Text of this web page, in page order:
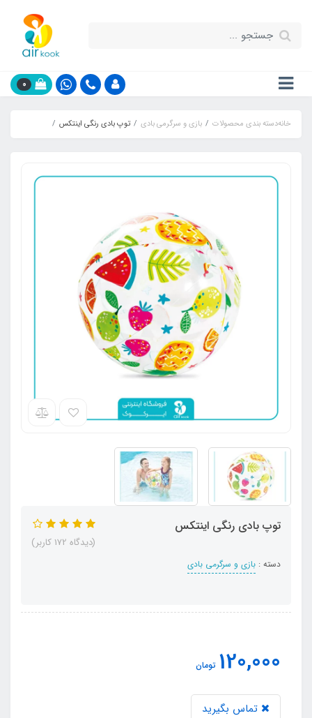
0
خانهدسته بندی محصولات بازی و سرگرمی بادی توپ بادی رنگی اینتکس
توپ بادی رنگی اینتکس
دسته : بازی و سرگرمی بادی
(دیدگاه 172 کاربر)
120,000 تومان
تماس بگیرید